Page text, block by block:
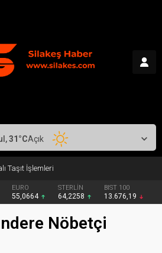
Taşıt İşlemleri
EURO
55,0664
STERLİN
64,2258
BIST 100
13.676,19
31°CAçık
Nöbetçi